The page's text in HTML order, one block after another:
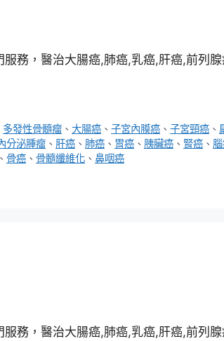
務，醫治大腸癌,肺癌,乳癌,肝癌,前列
多發性骨髓瘤 、大腸癌 、子宮內膜癌 、子宮頸癌 、
分泌腫瘤 、 肝癌 、 肺癌 、 胃癌 、 胰臟癌 、 腎癌 、
、 骨癌 、 骨髓纖維化 、 鼻咽癌
務，醫治大腸癌,肺癌,乳癌,肝癌,前列